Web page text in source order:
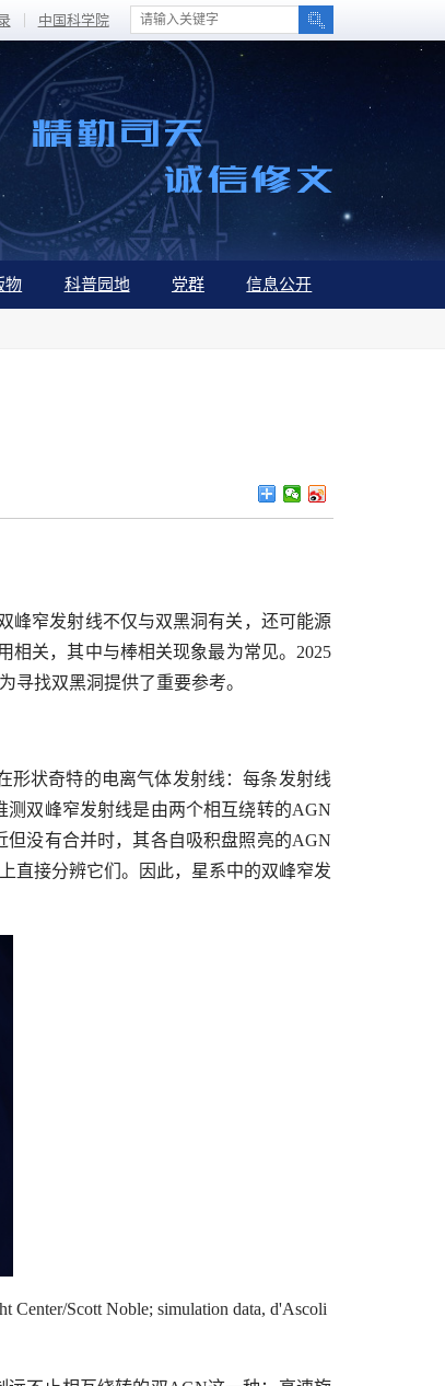
中国科学院
物 科普园地 党群 信息公开
峰窄发射线不仅与双黑洞有关，还可能源
相关，其中与棒相关现象最为常见。2025
寻找双黑洞提供了重要参考。
形状奇特的电离气体发射线：每条发射线
双峰窄发射线是由两个相互绕转的AGN
没有合并时，其各自吸积盘照亮的AGN
直接分辨它们。因此，星系中的双峰窄发
Scott Noble; simulation data, d'Ascoli